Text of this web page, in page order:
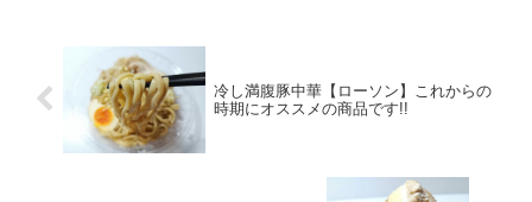
冷し満腹豚中華【ローソン】これからの
時期にオススメの商品です!!